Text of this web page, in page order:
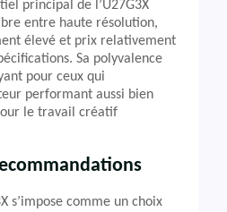
principal de l’U27G3X
entre haute résolution,
élevé et prix relativement
Sa polyvalence
pour ceux qui
performant aussi bien
le travail créatif
s’impose comme un choix